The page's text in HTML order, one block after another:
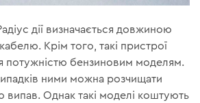
дії визначається довжиною
Крім того, такі пристрої
потужністю бензиновим моделям.
ними можна розчищати
випав. Однак такі моделі коштують